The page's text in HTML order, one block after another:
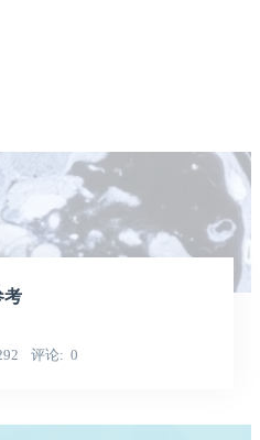
考
评论 0